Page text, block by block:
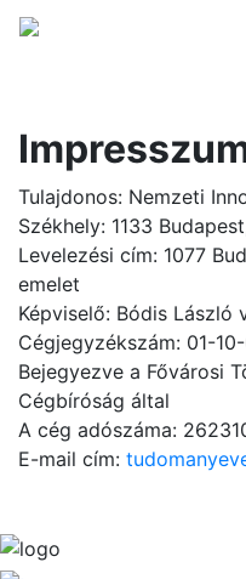
Tulajdonos: Nemzeti
Székhely: 1133
Levelezési cím: 1077
emelet
Képviselő: Bódis László
Cégjegyzékszám: 01-
Bejegyezve a Fővárosi
Cégbíróság által
A cég adószáma:
E-mail cím: